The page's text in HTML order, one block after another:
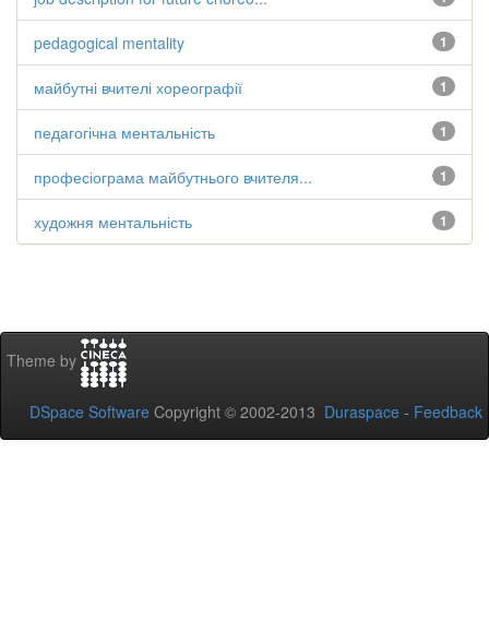
1
pedagogical mentality
1
майбутні вчителі хореографії
1
педагогічна ментальність
1
професіограма майбутнього вчителя...
1
художня ментальність
Theme by
DSpace Software Copyright © 2002-2013 Duraspace - Feedback